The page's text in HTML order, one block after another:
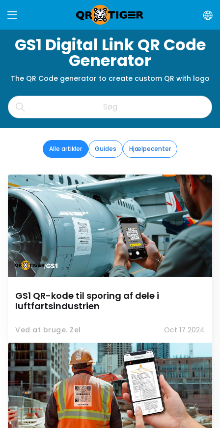
GS1 Digital Link QR Code
Generator
The QR Code generator to create custom QR with logo
Alle artikler Guides Hjælpecenter
GS1 QR-kode til sporing af dele i
luftfartsindustrien
Ved at bruge. Zel Oct 17 2024